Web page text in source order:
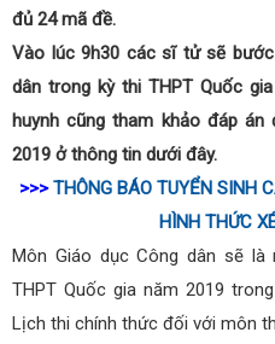
đủ 24 mã đề.
Vào lúc 9h30 các sĩ tử sẽ
dân trong kỳ thi THPT Quốc
huynh cũng tham khảo đáp
2019 ở thông tin dưới đây.
>>>THÔNG BÁO TUYỂN SINH
HÌNH THỨC
Môn Giáo dục Công dân sẽ
THPT Quốc gia năm 2019
Lịch thi chính thức đối với môn